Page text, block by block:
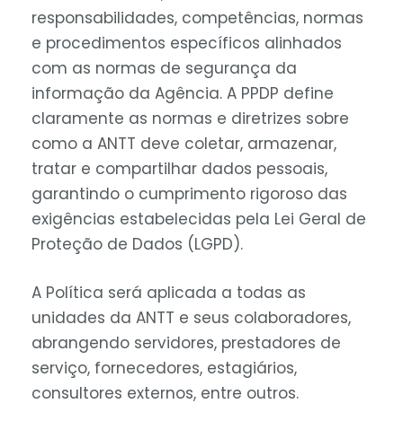
responsabilidades, competências, normas
e procedimentos específicos alinhados
com as normas de segurança da
informação da Agência. A PPDP define
claramente as normas e diretrizes sobre
como a ANTT deve coletar, armazenar,
tratar e compartilhar dados pessoais,
garantindo o cumprimento rigoroso das
exigências estabelecidas pela Lei Geral de
Proteção de Dados (LGPD).
A Política será aplicada a todas as
unidades da ANTT e seus colaboradores,
abrangendo servidores, prestadores de
serviço, fornecedores, estagiários,
consultores externos, entre outros.